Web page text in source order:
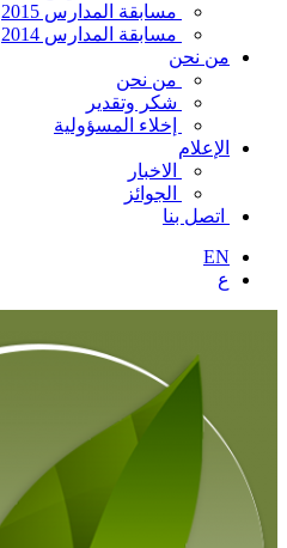
مسابقة المدارس 2015
مسابقة المدارس 2014
من نحن
من نحن
شكر وتقدير
إخلاء المسؤولية
الإعلام
الاخبار
الجوائز
اتصل بنا
EN
ع